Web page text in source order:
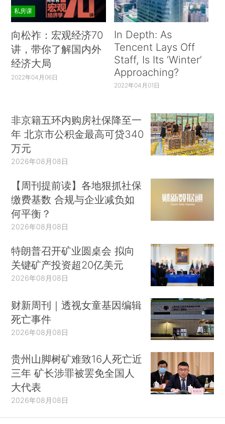
私房课
向松祚：宏观经济70
讲，带你了解国内外
经济大局
2022年04月06日
In Depth: As
Tencent Lays Off
Staff, Is Its ‘Winter’
Approaching?
2022年04月01日
非京籍五环内购房社保降至一
年 北京市公积金最高可贷340
万元
2026年08月08日
【周刊提前读】各地狠抓社保
缴费基数 合规与企业减负如
何平衡？
2026年08月08日
特朗普召开矿业圆桌会 拟向
关键矿产投资超20亿美元
2026年08月08日
财新周刊｜透视女童基因编辑
死亡事件
2026年08月08日
贵州山脚树矿难致16人死亡近
三年 矿长涉罪被罢免全国人
大代表
2026年08月08日